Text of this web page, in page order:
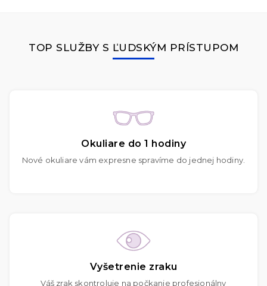
TOP SLUŽBY S ĽUDSKÝM PRÍSTUPOM
Okuliare do 1 hodiny
Nové okuliare vám expresne spravíme do jednej hodiny.
Vyšetrenie zraku
Váš zrak skontroluje na počkanie profesionálny